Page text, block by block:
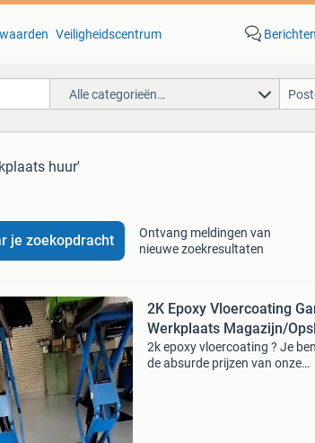
Veiligheidscentrum Berichten
Alle categorieën…
huur'
je zoekopdracht
Ontvang meldingen van
nieuwe zoekresultaten
2K Epoxy Vloercoating
Werkplaats Magazijn/
2k epoxy vloercoating ? Je
de absurde prijzen van onze